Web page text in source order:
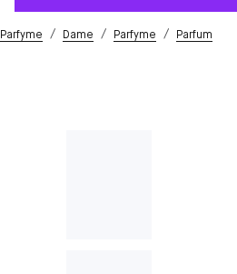
Parfyme / Dame / Parfyme / Parfum